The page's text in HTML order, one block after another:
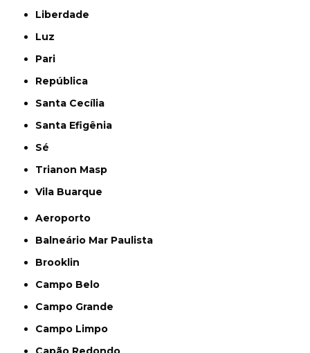
Liberdade
Luz
Pari
República
Santa Cecília
Santa Efigênia
Sé
Trianon Masp
Vila Buarque
Aeroporto
Balneário Mar Paulista
Brooklin
Campo Belo
Campo Grande
Campo Limpo